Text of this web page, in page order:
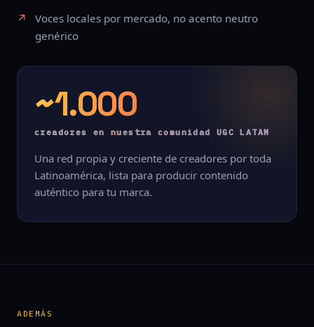
Voces locales por mercado, no acento neutro
genérico
~1.000
creadores en nuestra comunidad UGC LATAM
Una red propia y creciente de creadores por toda
Latinoamérica, lista para producir contenido
auténtico para tu marca.
ADEMÁS